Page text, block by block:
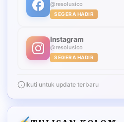
@resolusico
SEGERA HADIR
Instagram
@resolusico
SEGERA HADIR
Ikuti untuk update terbaru